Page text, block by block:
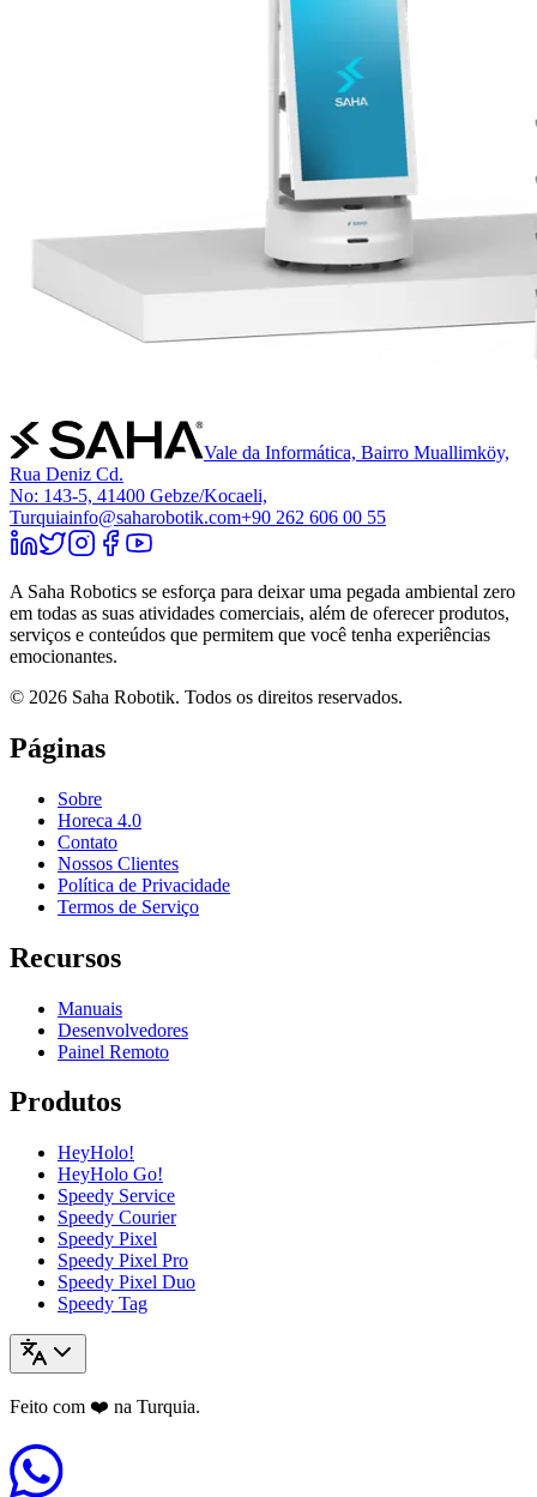
Vale da Informática, Bairro Muallimköy,
Rua Deniz Cd.
No: 143-5, 41400 Gebze/Kocaeli,
Turquiainfo@saharobotik.com+90 262 606 00 55
A Saha Robotics se esforça para deixar uma pegada ambiental zero
em todas as suas atividades comerciais, além de oferecer produtos,
serviços e conteúdos que permitem que você tenha experiências
emocionantes.
© 2026 Saha Robotik. Todos os direitos reservados.
Páginas
Sobre
Horeca 4.0
Contato
Nossos Clientes
Política de Privacidade
Termos de Serviço
Recursos
Manuais
Desenvolvedores
Painel Remoto
Produtos
HeyHolo!
HeyHolo Go!
Speedy Service
Speedy Courier
Speedy Pixel
Speedy Pixel Pro
Speedy Pixel Duo
Speedy Tag
Feito com ❤️ na Turquia.